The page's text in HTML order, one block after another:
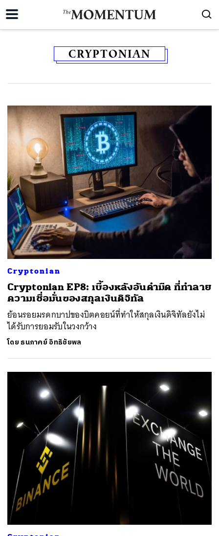
CRYPTONIAN
Cryptonian
Cryptonian EP8: เบื้องหลังอันดำมืด ที่ทำลาย
ความเชื่อมั่นของสกุลเงินดิจิทัล
ย้อนรอยมรดกบาปของบิตคอยน์ที่ทำให้สกุลเงินดิจิทัลยังไม่
ได้รับการยอมรับในวงกว้าง
โดย ธนภาคย์ อิทธิชัยพล